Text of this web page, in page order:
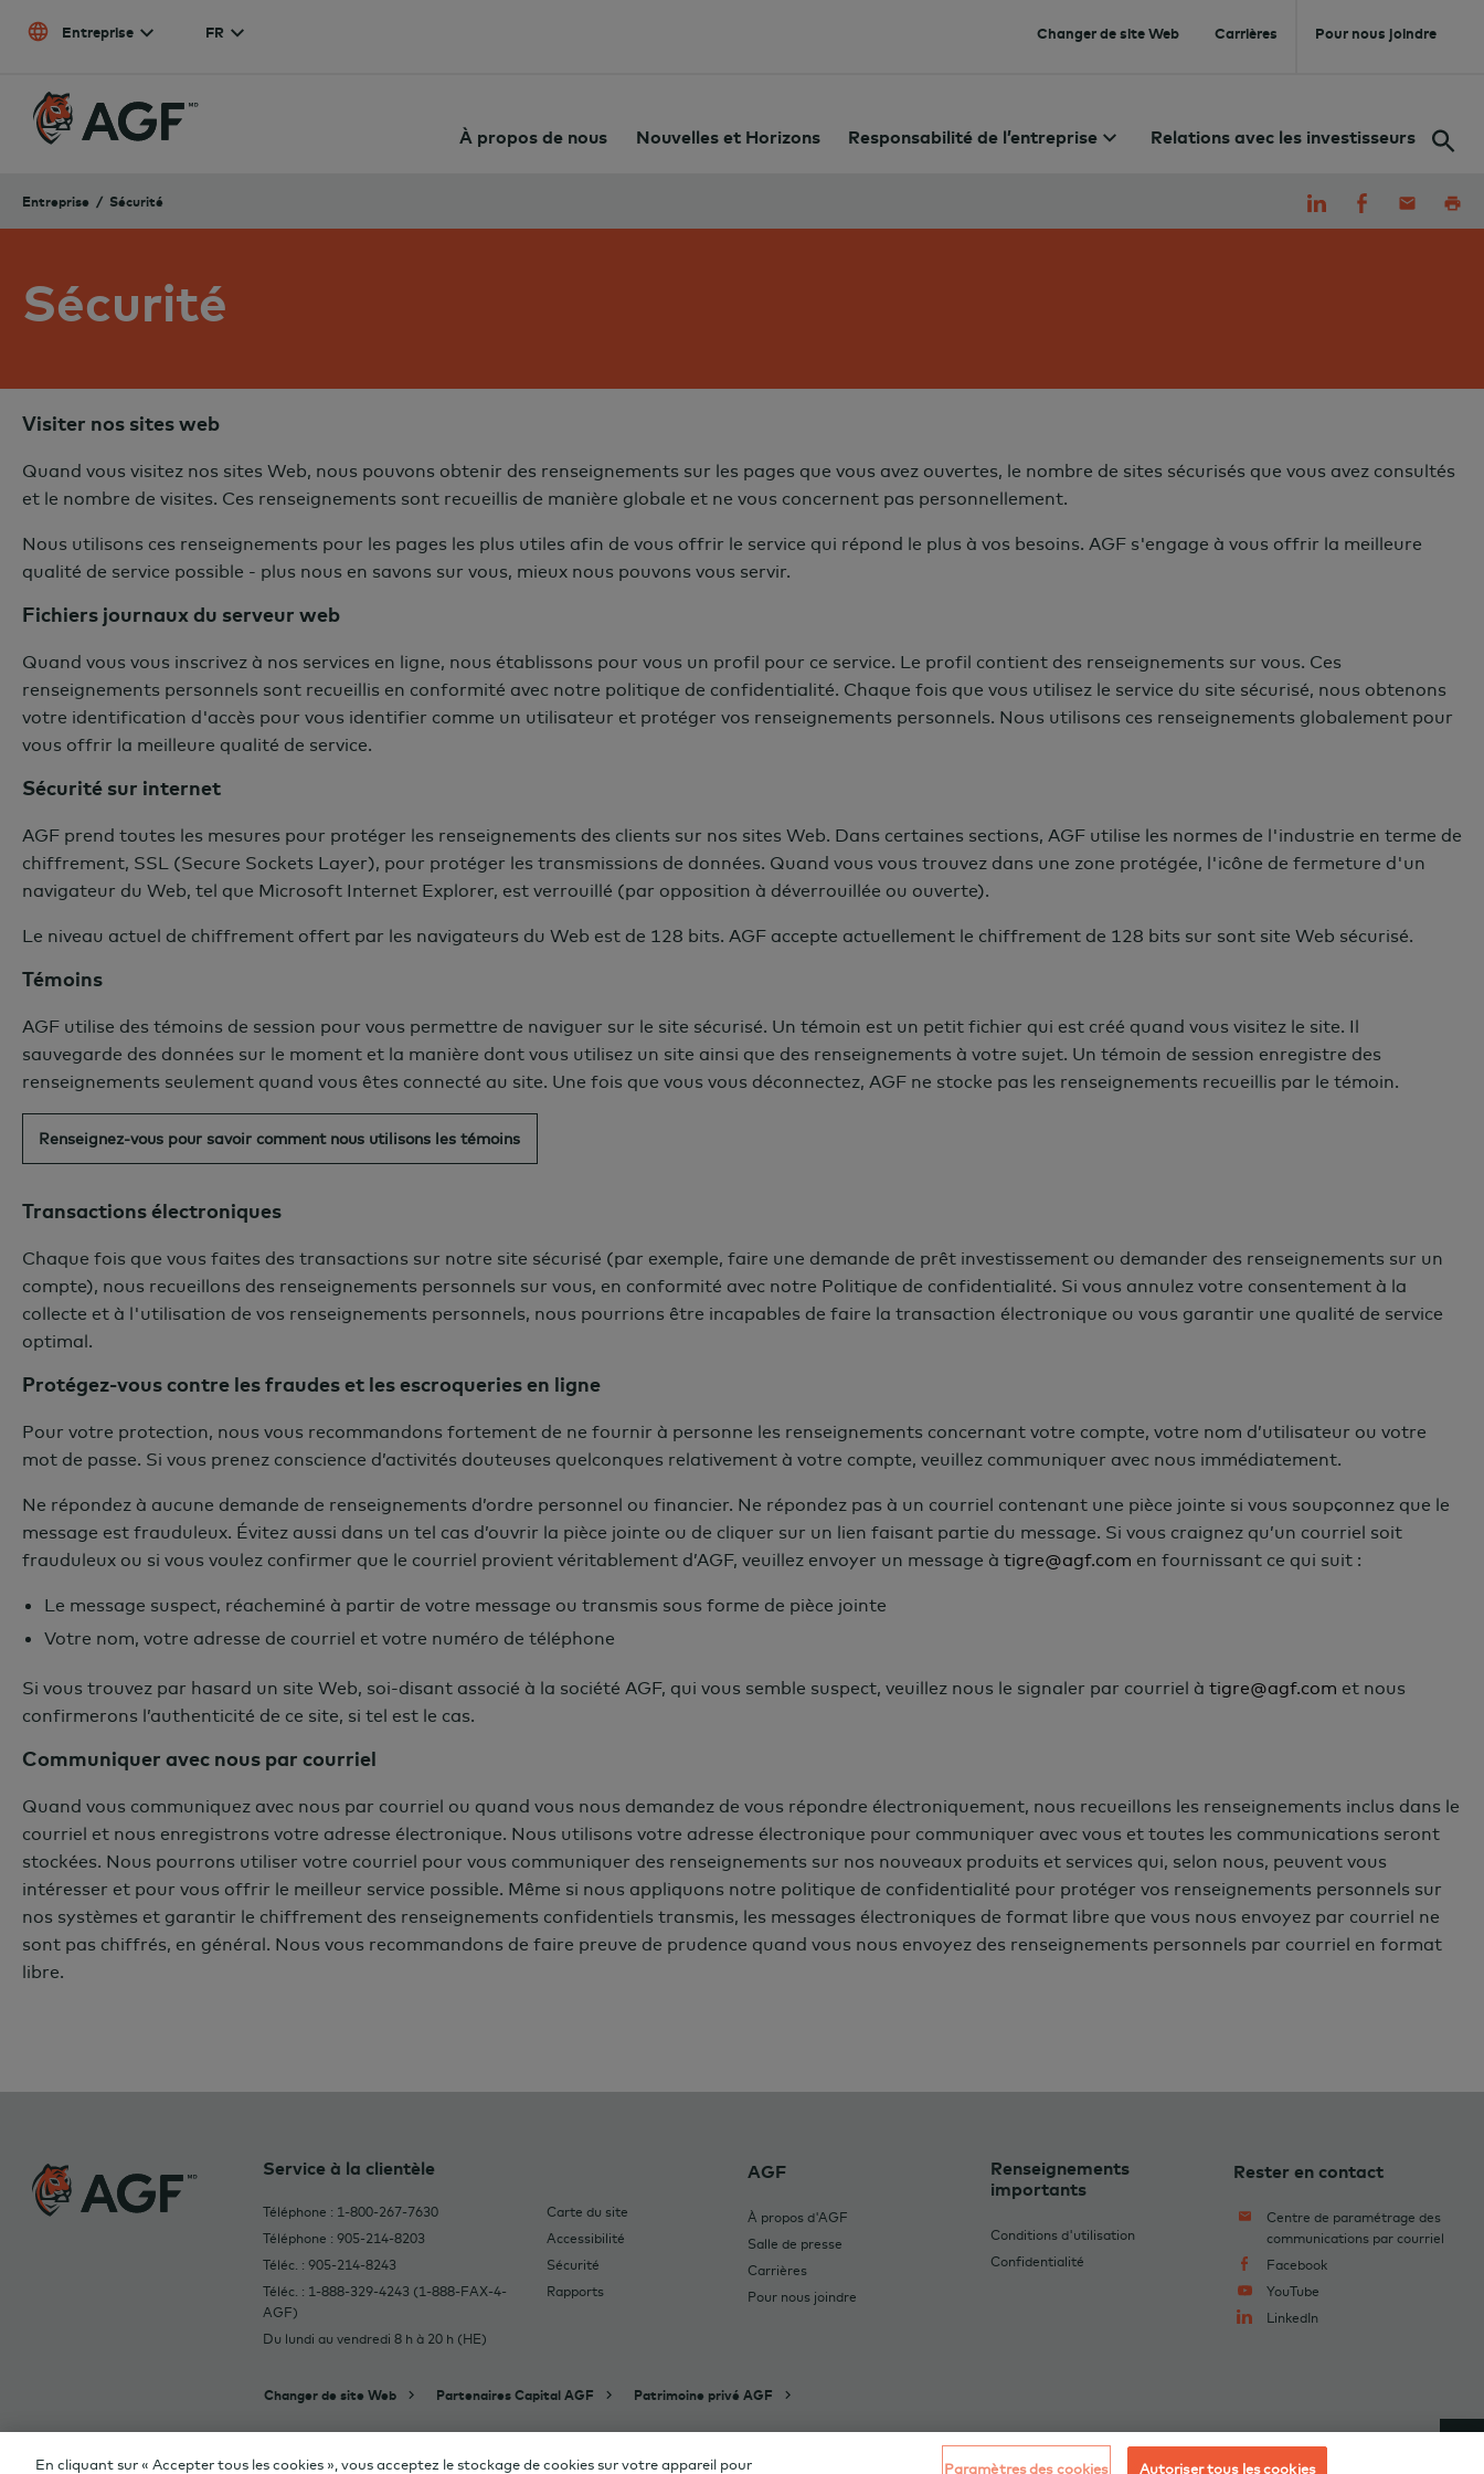
Entreprise FR Changer de site Web Carrières Pour nous joindre
À propos de nous Nouvelles et Horizons Responsabilité de l’entreprise Relations avec les investisseurs
Entreprise Sécurité
Sécurité
Visiter nos sites web
Quand vous visitez nos sites Web, nous pouvons obtenir des renseignements sur les pages que vous avez ouvertes, le nombre de sites sécurisés que vous avez consultés
et le nombre de visites. Ces renseignements sont recueillis de manière globale et ne vous concernent pas personnellement.
Nous utilisons ces renseignements pour les pages les plus utiles afin de vous offrir le service qui répond le plus à vos besoins. AGF s'engage à vous offrir la meilleure
qualité de service possible - plus nous en savons sur vous, mieux nous pouvons vous servir.
Fichiers journaux du serveur web
Quand vous vous inscrivez à nos services en ligne, nous établissons pour vous un profil pour ce service. Le profil contient des renseignements sur vous. Ces
renseignements personnels sont recueillis en conformité avec notre politique de confidentialité. Chaque fois que vous utilisez le service du site sécurisé, nous obtenons
votre identification d'accès pour vous identifier comme un utilisateur et protéger vos renseignements personnels. Nous utilisons ces renseignements globalement pour
vous offrir la meilleure qualité de service.
Sécurité sur internet
AGF prend toutes les mesures pour protéger les renseignements des clients sur nos sites Web. Dans certaines sections, AGF utilise les normes de l'industrie en terme de
chiffrement, SSL (Secure Sockets Layer), pour protéger les transmissions de données. Quand vous vous trouvez dans une zone protégée, l'icône de fermeture d'un
navigateur du Web, tel que Microsoft Internet Explorer, est verrouillé (par opposition à déverrouillée ou ouverte).
Le niveau actuel de chiffrement offert par les navigateurs du Web est de 128 bits. AGF accepte actuellement le chiffrement de 128 bits sur sont site Web sécurisé.
Témoins
AGF utilise des témoins de session pour vous permettre de naviguer sur le site sécurisé. Un témoin est un petit fichier qui est créé quand vous visitez le site. Il
sauvegarde des données sur le moment et la manière dont vous utilisez un site ainsi que des renseignements à votre sujet. Un témoin de session enregistre des
renseignements seulement quand vous êtes connecté au site. Une fois que vous vous déconnectez, AGF ne stocke pas les renseignements recueillis par le témoin.
Renseignez-vous pour savoir comment nous utilisons les témoins
Transactions électroniques
Chaque fois que vous faites des transactions sur notre site sécurisé (par exemple, faire une demande de prêt investissement ou demander des renseignements sur un
compte), nous recueillons des renseignements personnels sur vous, en conformité avec notre Politique de confidentialité. Si vous annulez votre consentement à la
collecte et à l'utilisation de vos renseignements personnels, nous pourrions être incapables de faire la transaction électronique ou vous garantir une qualité de service
optimal.
Protégez-vous contre les fraudes et les escroqueries en ligne
Pour votre protection, nous vous recommandons fortement de ne fournir à personne les renseignements concernant votre compte, votre nom d’utilisateur ou votre
mot de passe. Si vous prenez conscience d’activités douteuses quelconques relativement à votre compte, veuillez communiquer avec nous immédiatement.
Ne répondez à aucune demande de renseignements d’ordre personnel ou financier. Ne répondez pas à un courriel contenant une pièce jointe si vous soupçonnez que le
message est frauduleux. Évitez aussi dans un tel cas d’ouvrir la pièce jointe ou de cliquer sur un lien faisant partie du message. Si vous craignez qu’un courriel soit
frauduleux ou si vous voulez confirmer que le courriel provient véritablement d’AGF, veuillez envoyer un message à tigre@agf.com en fournissant ce qui suit :
Le message suspect, réacheminé à partir de votre message ou transmis sous forme de pièce jointe
Votre nom, votre adresse de courriel et votre numéro de téléphone
Si vous trouvez par hasard un site Web, soi-disant associé à la société AGF, qui vous semble suspect, veuillez nous le signaler par courriel à tigre@agf.com et nous
confirmerons l’authenticité de ce site, si tel est le cas.
Communiquer avec nous par courriel
Quand vous communiquez avec nous par courriel ou quand vous nous demandez de vous répondre électroniquement, nous recueillons les renseignements inclus dans le
courriel et nous enregistrons votre adresse électronique. Nous utilisons votre adresse électronique pour communiquer avec vous et toutes les communications seront
stockées. Nous pourrons utiliser votre courriel pour vous communiquer des renseignements sur nos nouveaux produits et services qui, selon nous, peuvent vous
intéresser et pour vous offrir le meilleur service possible. Même si nous appliquons notre politique de confidentialité pour protéger vos renseignements personnels sur
nos systèmes et garantir le chiffrement des renseignements confidentiels transmis, les messages électroniques de format libre que vous nous envoyez par courriel ne
sont pas chiffrés, en général. Nous vous recommandons de faire preuve de prudence quand vous nous envoyez des renseignements personnels par courriel en format
libre.
Service à la clientèle
Téléphone : 1-800-267-7630
Téléphone : 905-214-8203
Téléc. : 905-214-8243
Téléc. : 1-888-329-4243 (1-888-FAX-4-
AGF)
Du lundi au vendredi 8 h à 20 h (HE)
Carte du site
Accessibilité
Sécurité
Rapports
AGF
À propos d'AGF
Salle de presse
Carrières
Pour nous joindre
Renseignements
importants
Conditions d'utilisation
Confidentialité
Rester en contact
Centre de paramétrage des
communications par courriel
Facebook
YouTube
LinkedIn
Changer de site Web Partenaires Capital AGF Patrimoine privé AGF
En cliquant sur « Accepter tous les cookies », vous acceptez le stockage de cookies sur votre appareil pour Paramètres des cookies Autoriser tous les cookies